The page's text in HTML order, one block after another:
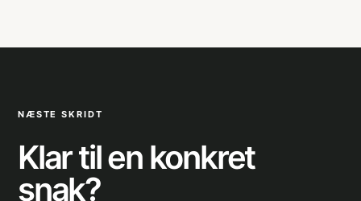
NÆSTE SKRIDT
Klar til en konkret
snak?